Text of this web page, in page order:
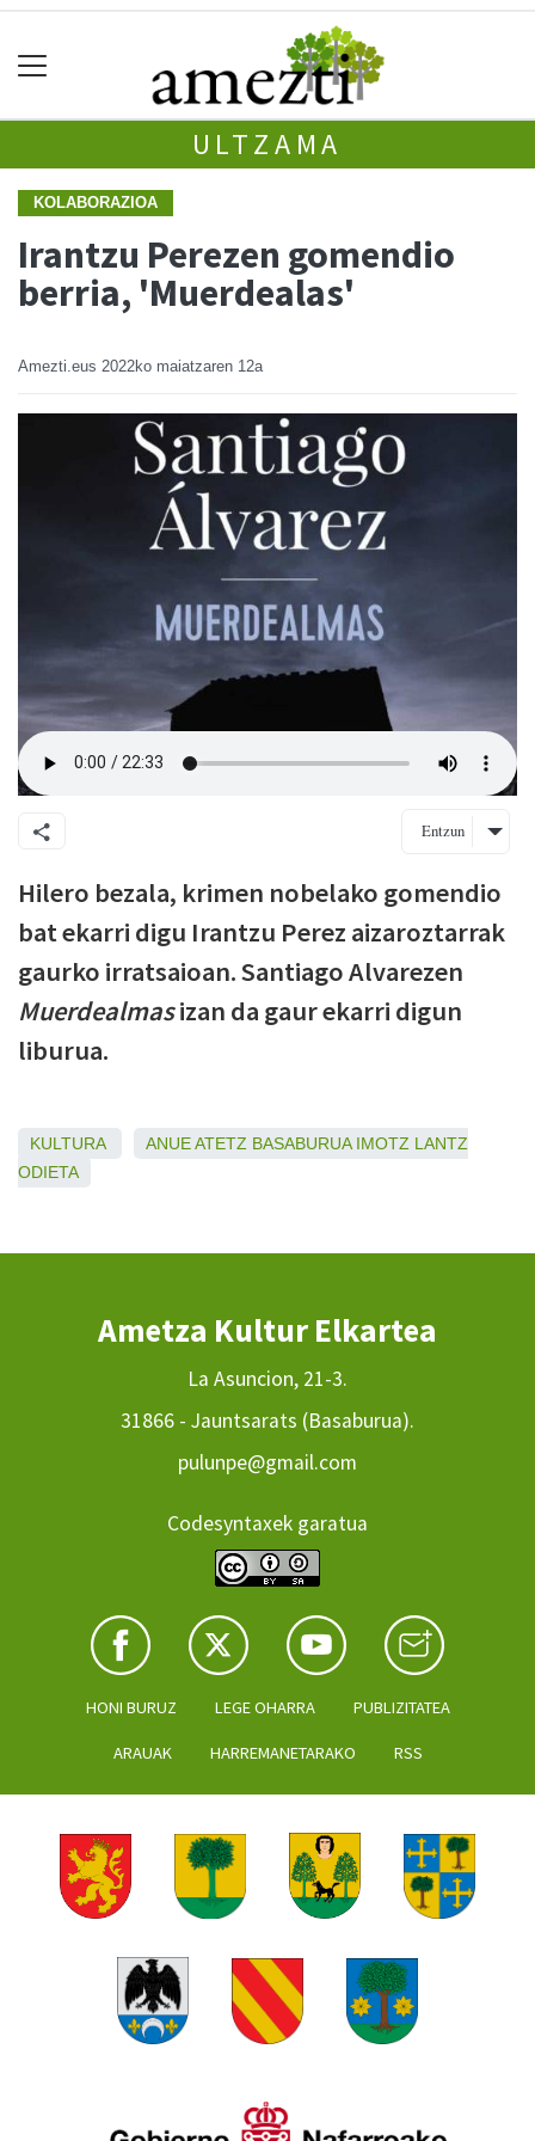
ULTZAMA
KOLABORAZIOA
Irantzu Perezen gomendio
berria, 'Muerdealas'
Amezti.eus 2022ko maiatzaren 12a
Entzun
Hilero bezala, krimen nobelako gomendio
bat ekarri digu Irantzu Perez aizaroztarrak
gaurko irratsaioan. Santiago Alvarezen
Muerdealmasizan da gaur ekarri digun
liburua.
KULTURA ANUEATETZ BASABURUA IMOTZ LANTZ
ODIETA
Ametza Kultur Elkartea
La Asuncion, 21-3.
31866 - Jauntsarats (Basaburua).
pulunpe@gmail.com
Codesyntaxek garatua
HONI BURUZ LEGE OHARRA PUBLIZITATEA
ARAUAK HARREMANETARAKO RSS